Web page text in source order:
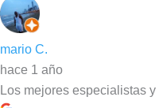
mario C.
hace 1 año
Los mejores especialistas